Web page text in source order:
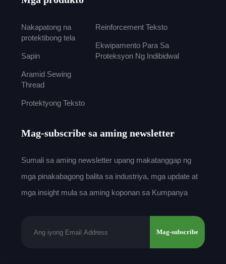
Nakapatong na
protektibong tela
Sapin
Aramid Sewing
Thread
Protektyong Teksto
Reinforcement Teksto
Ekwipamento Para Sa
Proteksyon Ng Indibidwal
Mag-subscribe sa aming newsletter
Sumali sa aming newsletter upang makatanggap ng
mga pinakabagong balita sa industriya, mga update at
mga insight mula sa aming koponan sa Kumpanya
Mag-subscribe